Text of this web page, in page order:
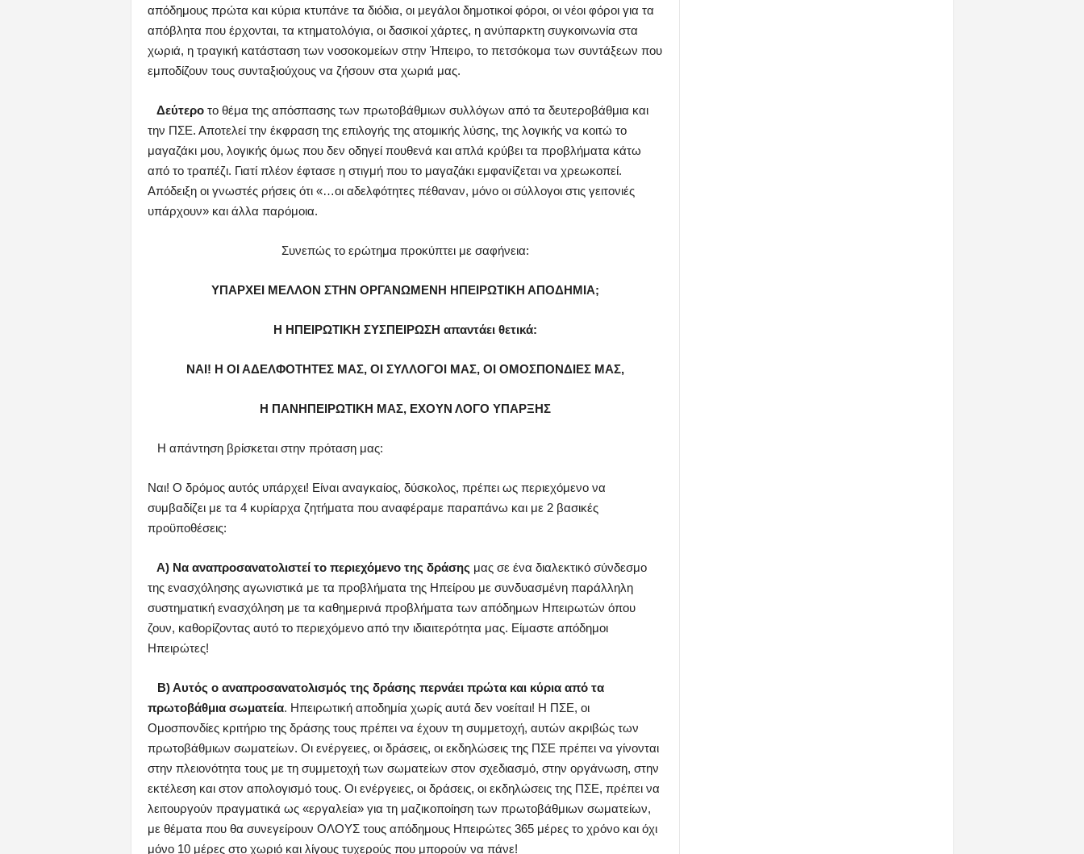
απόδημους πρώτα και κύρια κτυπάνε τα διόδια, οι μεγάλοι δημοτικοί φόροι, οι νέοι φόροι για τα
απόβλητα που έρχονται, τα κτηματολόγια, οι δασικοί χάρτες, η ανύπαρκτη συγκοινωνία στα
χωριά, η τραγική κατάσταση των νοσοκομείων στην Ήπειρο, το πετσόκομα των συντάξεων που
εμποδίζουν τους συνταξιούχους να ζήσουν στα χωριά μας.
Δεύτεροτο θέμα της απόσπασης των πρωτοβάθμιων συλλόγων από τα δευτεροβάθμια και
την ΠΣΕ. Αποτελεί την έκφραση της επιλογής της ατομικής λύσης, της λογικής να κοιτώ το
μαγαζάκι μου, λογικής όμως που δεν οδηγεί πουθενά και απλά κρύβει τα προβλήματα κάτω
από το τραπέζι. Γιατί πλέον έφτασε η στιγμή που το μαγαζάκι εμφανίζεται να χρεωκοπεί.
Απόδειξη οι γνωστές ρήσεις ότι «…οι αδελφότητες πέθαναν, μόνο οι σύλλογοι στις γειτονιές
υπάρχουν» και άλλα παρόμοια.
Συνεπώς το ερώτημα προκύπτει με σαφήνεια:
ΥΠΑΡΧΕΙ ΜΕΛΛΟΝ ΣΤΗΝ ΟΡΓΑΝΩΜΕΝΗ ΗΠΕΙΡΩΤΙΚΗ ΑΠΟΔΗΜΙΑ;
Η ΗΠΕΙΡΩΤΙΚΗ ΣΥΣΠΕΙΡΩΣΗ απαντάει θετικά:
ΝΑΙ! Η ΟΙ ΑΔΕΛΦΟΤΗΤΕΣ ΜΑΣ, ΟΙ ΣΥΛΛΟΓΟΙ ΜΑΣ, ΟΙ ΟΜΟΣΠΟΝΔΙΕΣ ΜΑΣ,
Η ΠΑΝΗΠΕΙΡΩΤΙΚΗ ΜΑΣ, ΕΧΟΥΝ ΛΟΓΟ ΥΠΑΡΞΗΣ
Η απάντηση βρίσκεται στην πρόταση μας:
Ναι! Ο δρόμος αυτός υπάρχει! Είναι αναγκαίος, δύσκολος, πρέπει ως περιεχόμενο να
συμβαδίζει με τα 4 κυρίαρχα ζητήματα που αναφέραμε παραπάνω και με 2 βασικές
προϋποθέσεις:
Α) Να αναπροσανατολιστεί το περιεχόμενο της δράσης μας σε ένα διαλεκτικό σύνδεσμο
της ενασχόλησης αγωνιστικά με τα προβλήματα της Ηπείρου με συνδυασμένη παράλληλη
συστηματική ενασχόληση με τα καθημερινά προβλήματα των απόδημων Ηπειρωτών όπου
ζουν, καθορίζοντας αυτό το περιεχόμενο από την ιδιαιτερότητα μας. Είμαστε απόδημοι
Ηπειρώτες!
Β) Αυτός ο αναπροσανατολισμός της δράσης περνάει πρώτα και κύρια από τα
πρωτοβάθμια σωματεία. Ηπειρωτική αποδημία χωρίς αυτά δεν νοείται! Η ΠΣΕ, οι
Ομοσπονδίες κριτήριο της δράσης τους πρέπει να έχουν τη συμμετοχή, αυτών ακριβώς των
πρωτοβάθμιων σωματείων. Οι ενέργειες, οι δράσεις, οι εκδηλώσεις της ΠΣΕ πρέπει να γίνονται
στην πλειονότητα τους με τη συμμετοχή των σωματείων στον σχεδιασμό, στην οργάνωση, στην
εκτέλεση και στον απολογισμό τους. Οι ενέργειες, οι δράσεις, οι εκδηλώσεις της ΠΣΕ, πρέπει να
λειτουργούν πραγματικά ως «εργαλεία» για τη μαζικοποίηση των πρωτοβάθμιων σωματείων,
με θέματα που θα συνεγείρουν ΟΛΟΥΣ τους απόδημους Ηπειρώτες 365 μέρες το χρόνο και όχι
μόνο 10 μέρες στο χωριό και λίγους τυχερούς που μπορούν να πάνε!